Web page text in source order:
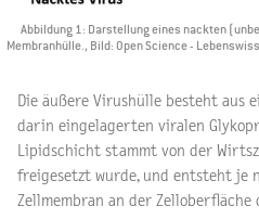
Abbildung 1: Darstellung eines nackten
Membranhülle., Bild: Open Science -
Die äußere Virushülle besteht aus
darin eingelagerten viralen
Lipidschicht stammt von der
freigesetzt wurde, und entsteht je
Zellmembran an der Zelloberfläche